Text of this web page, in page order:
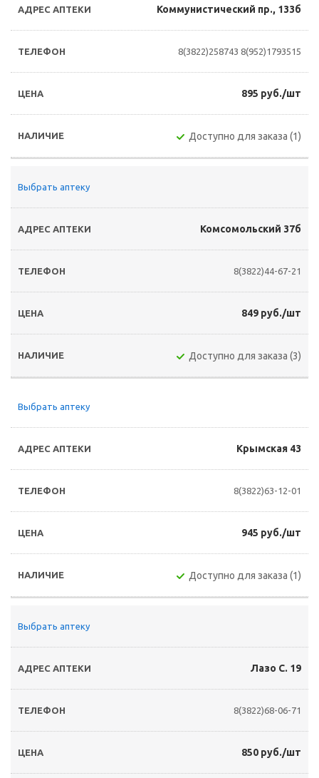
Коммунистический пр., 133б
8(3822)258743 8(952)1793515
895 руб./шт
Доступно для заказа (1)
Выбрать аптеку
Комсомольский 37б
8(3822)44-67-21
849 руб./шт
Доступно для заказа (3)
Выбрать аптеку
Крымская 43
8(3822)63-12-01
945 руб./шт
Доступно для заказа (1)
Выбрать аптеку
Лазо С. 19
8(3822)68-06-71
850 руб./шт